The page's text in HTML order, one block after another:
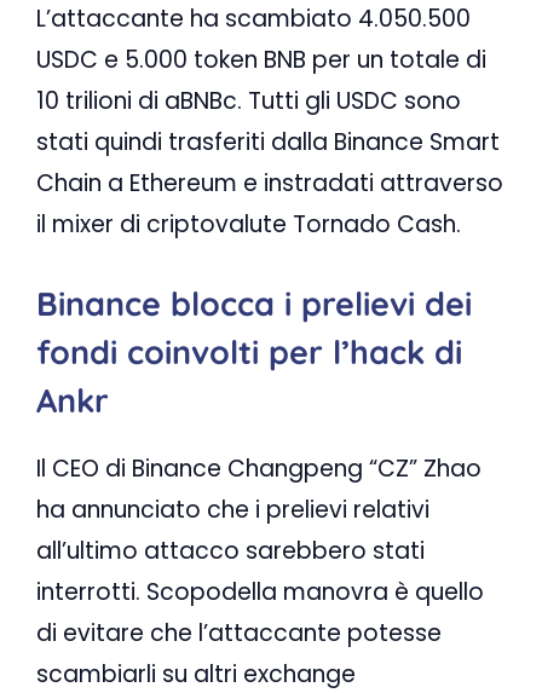
L’attaccante ha scambiato 4.050.500
USDC e 5.000 token BNB per un totale di
10 trilioni di aBNBc. Tutti gli USDC sono
stati quindi trasferiti dalla Binance Smart
Chain a Ethereum e instradati attraverso
il mixer di criptovalute Tornado Cash.
Binance blocca i prelievi dei
fondi coinvolti per l’hack di
Ankr
Il CEO di Binance Changpeng “CZ” Zhao
ha annunciato che i prelievi relativi
all’ultimo attacco sarebbero stati
interrotti. Scopodella manovra è quello
di evitare che l’attaccante potesse
scambiarli su altri exchange